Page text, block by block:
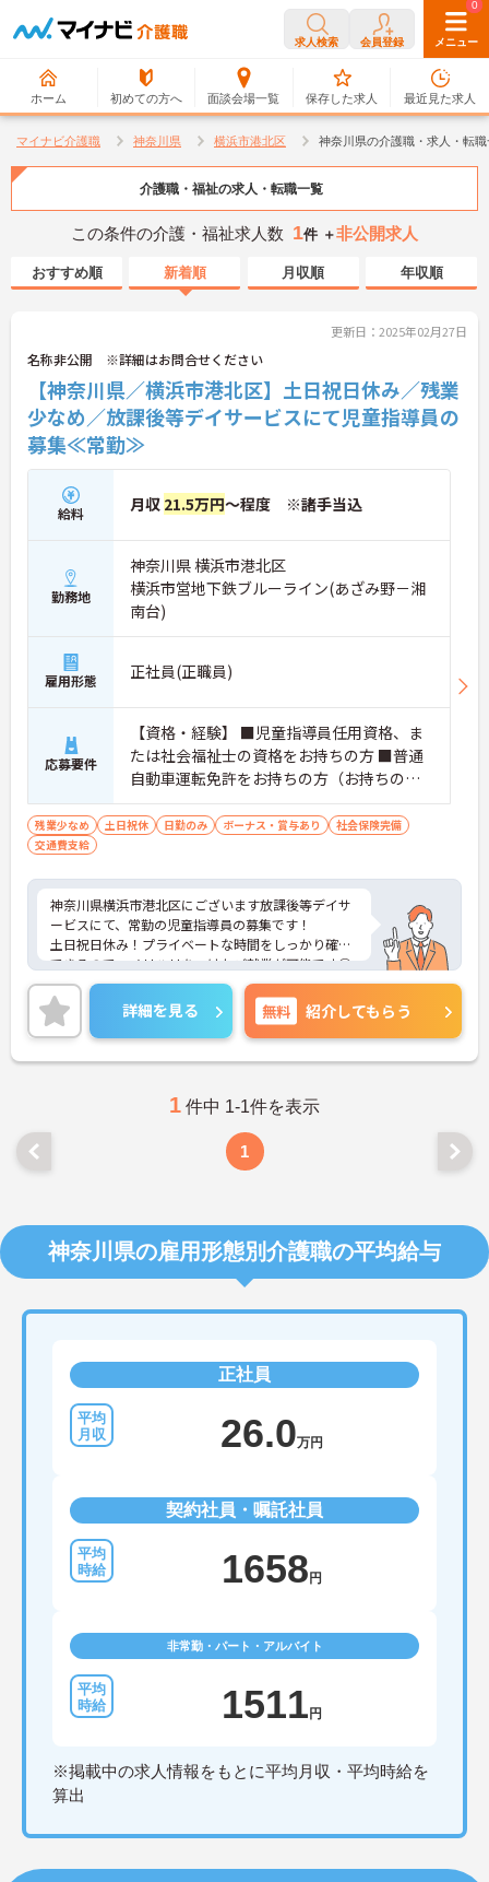
求人検索 会員登録 メニュー
ホーム 初めての方へ 面談会場一覧
0
保存した求人
0
最近見た求人
マイナビ介護職 神奈川県 横浜市港北区 神奈川県の介護職・求人・転職
介護職・福祉の求人・転職一覧
この条件の介護・福祉求人数 1件 ＋非公開求人
おすすめ順 新着順 月収順 年収順
更新日：2025年02月27日
名称非公開 ※詳細はお問合せください
【神奈川県／横浜市港北区】土日祝日休み／残業
少なめ／放課後等デイサービスにて児童指導員の
募集≪常勤≫
給料 月収 21.5万円～程度 ※諸手当込
勤務地
神奈川県 横浜市港北区
横浜市営地下鉄ブルーライン(あざみ野－湘
南台)
雇用形態 正社員(正職員)
応募要件
【資格・経験】 ■児童指導員任用資格、ま
たは社会福祉士の資格をお持ちの方 ■普通
自動車運転免許をお持ちの方（お持ちの方
歓迎）
残業少なめ 土日祝休 日勤のみ ボーナス・賞与あり
社会保険完備
交通費支給
神奈川県横浜市港北区にございます放課後等デイサ
ービスにて、常勤の児童指導員の募集です！
土日祝日休み！プライベートな時間をしっかり確保
できるので、メリハリをつけたご就業が可能です◎
また残業も少なめなのもおすすめポイントです♪
ご興味ある方には、面接対策ポイントなど、さらに
詳細をお話しいたしますのでお気軽にご相談くださ
い！
詳細を見る 無料 紹介してもらう
1 件中 1-1件を表示
1
神奈川県の雇用形態別介護職の平均給与
正社員
26.0万円
契約社員・嘱託社員
1658 円
非常勤・パート・アルバイト
1511 円
※掲載中の求人情報をもとに平均月収・平均時給を
算出